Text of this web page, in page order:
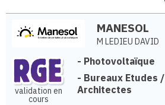
MANESOL
M LEDIEU DAVID
validation en
cours
- Photovoltaïque
- Bureaux Etudes /
Architectes